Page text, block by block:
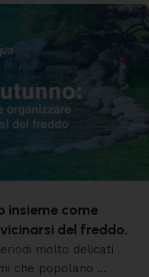
insieme come
del freddo.
molto delicati
che popolano ...